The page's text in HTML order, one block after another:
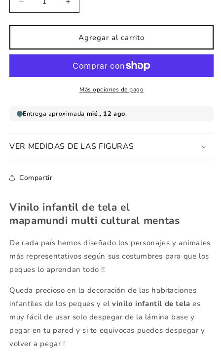
Reducir
cantidad
para
infantil
de
Mapamundi
mentas
Aumentar
cantidad
para
vinilo
infantil
de
tela
Mapamundi
multi
mentas
Agregar al carrito
Más opciones de pago
VER MEDIDAS DE LAS FIGURAS
Compartir
Vinilo infantil de tela el
mapamundi multi cultural mentas
De cada país hemos diseñado los personajes y animales
más representativos según sus costumbres para que los
peques lo aprendan todo !!
Queda precioso en la decoración de las habitaciones
infantiles de los peques y elvinilo infantil de tela es
muy fácil de usar solo despegar de la lámina base y
pegar en tu pared y si te equivocas puedes despegar y
volver a pegar !